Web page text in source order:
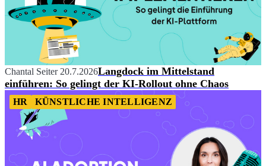
Chantal Seiter 20.7.2026Langdock im Mittelstand
einführen: So gelingt der KI-Rollout ohne Chaos
HR KÜNSTLICHE INTELLIGENZ